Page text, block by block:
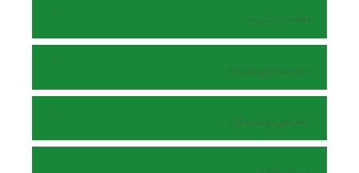
اطلاعات نشریه
سیاست های نشریه
راهنمای نویسندگان